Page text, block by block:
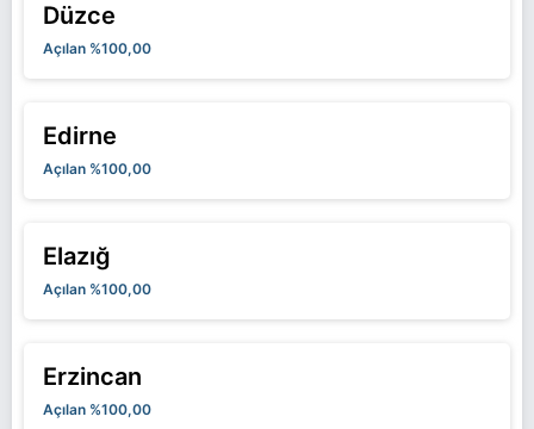
Düzce
Açılan %100,00
Edirne
Açılan %100,00
Elazığ
Açılan %100,00
Erzincan
Açılan %100,00